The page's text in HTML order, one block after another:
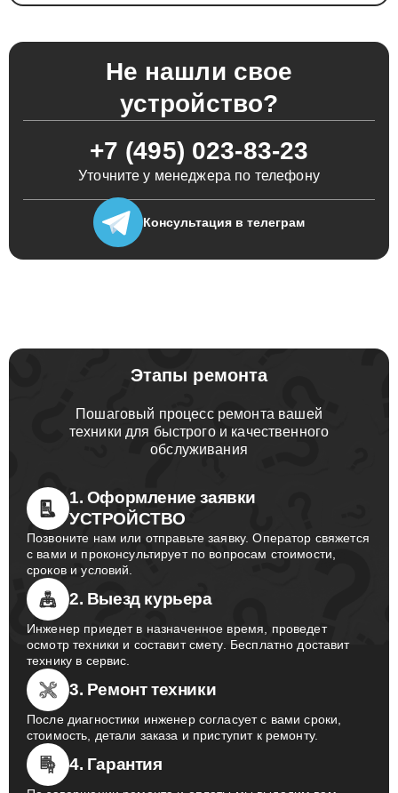
Не нашли свое
устройство?
+7 (495) 023-83-23
Уточните у менеджера по телефону
Консультация в телеграм
Этапы ремонта
Пошаговый процесс ремонта вашей
техники для быстрого и качественного
обслуживания
1. Оформление заявки
УСТРОЙСТВО
Позвоните нам или отправьте заявку. Оператор свяжется
с вами и проконсультирует по вопросам стоимости,
сроков и условий.
2. Выезд курьера
Инженер приедет в назначенное время, проведет
осмотр техники и составит смету. Бесплатно доставит
технику в сервис.
3. Ремонт техники
После диагностики инженер согласует с вами сроки,
стоимость, детали заказа и приступит к ремонту.
4. Гарантия